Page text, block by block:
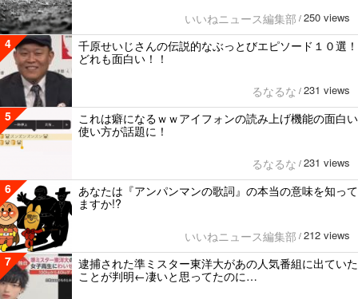
いいねニュース編集部 / 250 views
4
千原せいじさんの伝説的なぶっとびエピソード１０選！
どれも面白い！！
るなるな / 231 views
5
これは癖になるｗｗアイフォンの読み上げ機能の面白い
使い方が話題に！
るなるな / 231 views
6
あなたは『アンパンマンの歌詞』の本当の意味を知って
ますか!?
いいねニュース編集部 / 212 views
7
逮捕された準ミスター東洋大があの人気番組に出ていた
ことが判明←凄いと思ってたのに…